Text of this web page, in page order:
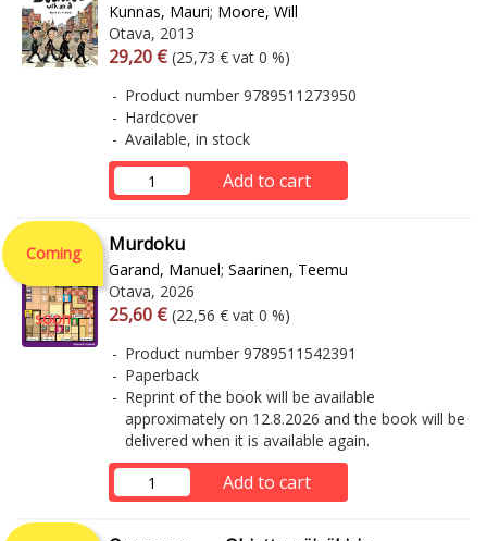
Kunnas, Mauri; Moore, Will
Otava, 2013
Arvonlisäverollinen hinta
29,20 € Excl. vat
(25,73 € vat 0 %)
Product number 9789511273950
Hardcover
Available, in stock
Add to cart
Coming
soon
Murdoku
Garand, Manuel; Saarinen, Teemu
Otava, 2026
Arvonlisäverollinen hinta
25,60 € Excl. vat
(22,56 € vat 0 %)
Product number 9789511542391
Paperback
Reprint of the book will be available
approximately on 12.8.2026 and the book will be
delivered when it is available again.
Add to cart